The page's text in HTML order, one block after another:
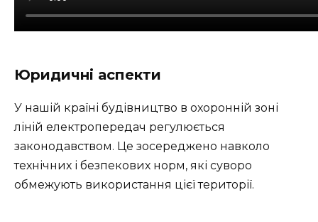
Юридичні аспекти
У нашій країні будівництво в охоронній зоні
ліній електропередач регулюється
законодавством. Це зосереджено навколо
технічних і безпекових норм, які суворо
обмежують використання цієї території.